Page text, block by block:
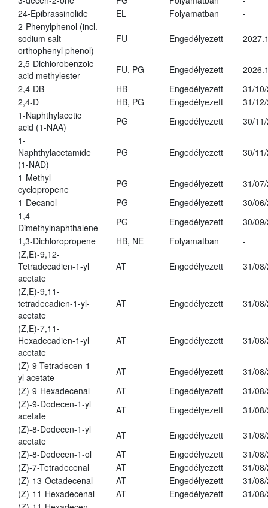
24-Epibrassinolide
EL Folyamatban
-
2-Phenylphenol (incl.
sodium salt
orthophenyl phenol)
FU Engedélyezett
2,5-Dichlorobenzoic
acid methylester
FU, PG Engedélyezett
2,4-DB
HB Engedélyezett
31/
2,4-D
HB, PG Engedélyezett
31/
1-Naphthylacetic
acid (1-NAA)
PG Engedélyezett
30/
1-
Naphthylacetamide
(1-NAD)
PG Engedélyezett 30/
1-Methyl-
cyclopropene
PG Engedélyezett
31/
1-Decanol
PG Engedélyezett
30/
1,4-
Dimethylnaphthalene
PG Engedélyezett
30/
1,3-Dichloropropene
HB, NE Folyamatban
-
(Z,E)-9,12-
Tetradecadien-1-yl
acetate
AT Engedélyezett 31/
(Z,E)-9,11-
tetradecadien-1-yl-
acetate
AT Engedélyezett 31/
(Z,E)-7,11-
Hexadecadien-1-yl
acetate
AT Engedélyezett 31/
(Z)-9-Tetradecen-1-
yl acetate
AT Engedélyezett
31/
(Z)-9-Hexadecenal
AT Engedélyezett
31/
(Z)-9-Dodecen-1-yl
acetate
AT Engedélyezett
31/
(Z)-8-Dodecen-1-yl
acetate
AT Engedélyezett
31/
(Z)-8-Dodecen-1-ol
AT Engedélyezett
31/
(Z)-7-Tetradecenal
AT Engedélyezett
31/
(Z)-13-Octadecenal
AT Engedélyezett
31/
(Z)-11-Hexadecenal
AT Engedélyezett
31/